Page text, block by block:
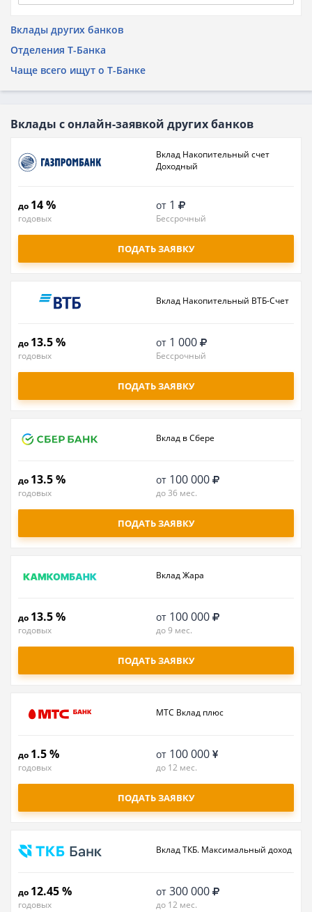
Вклады других банков
Отделения Т-Банка
Чаще всего ищут о Т-Банке
Вклады с онлайн-заявкой других банков
Вклад Накопительный счет
Доходный
до 14 %
годовых
от 1
Бессрочный
ПОДАТЬ ЗАЯВКУ
Вклад Накопительный ВТБ-Счет
до 13.5 %
годовых
от 1 000
Бессрочный
ПОДАТЬ ЗАЯВКУ
Вклад в Сбере
до 13.5 %
годовых
от 100 000
до 36 мес.
ПОДАТЬ ЗАЯВКУ
Вклад Жара
до 13.5 %
годовых
от 100 000
до 9 мес.
ПОДАТЬ ЗАЯВКУ
МТС Вклад плюс
до 1.5 %
годовых
от 100 000
до 12 мес.
ПОДАТЬ ЗАЯВКУ
Вклад ТКБ. Максимальный доход
до 12.45 %
годовых
от 300 000
до 12 мес.